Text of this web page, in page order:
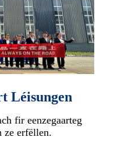
Léisungen
fir eenzegaarteg
ze erfëllen.